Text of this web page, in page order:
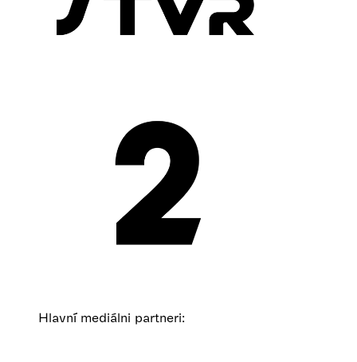
Hlavní mediálni partneri: